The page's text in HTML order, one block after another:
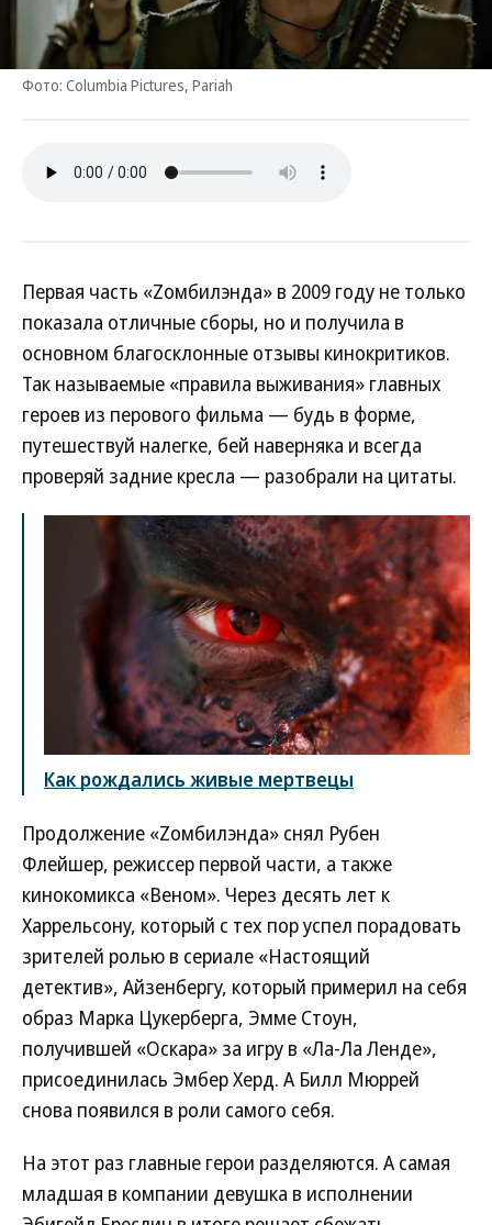
Фото: Columbia Pictures, Pariah
Первая часть «Zомбилэнда» в 2009 году не только
показала отличные сборы, но и получила в
основном благосклонные отзывы кинокритиков.
Так называемые «правила выживания» главных
героев из перового фильма — будь в форме,
путешествуй налегке, бей наверняка и всегда
проверяй задние кресла — разобрали на цитаты.
Как рождались живые мертвецы
Продолжение «Zомбилэнда» снял Рубен
Флейшер, режиссер первой части, а также
кинокомикса «Веном». Через десять лет к
Харрельсону, который с тех пор успел порадовать
зрителей ролью в сериале «Настоящий
детектив», Айзенбергу, который примерил на себя
образ Марка Цукерберга, Эмме Стоун,
получившей «Оскара» за игру в «Ла-Ла Ленде»,
присоединилась Эмбер Херд. А Билл Мюррей
снова появился в роли самого себя.
На этот раз главные герои разделяются. А самая
младшая в компании девушка в исполнении